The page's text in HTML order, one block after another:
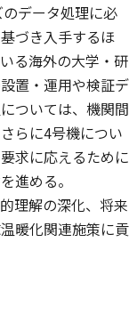
データ処理に必
づき入手するほ
る海外の大学・研
置・運用や検証デ
ついては、機関間
らに4号機につい
求に応えるために
進める。
理解の深化、将来
暖化関連施策に貢